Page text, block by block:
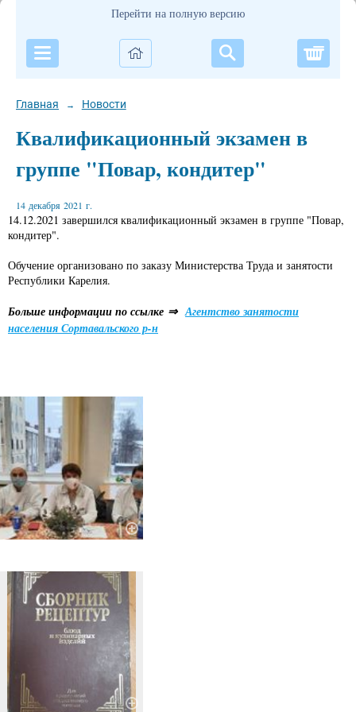
Перейти на полную версию
Главная → Новости
Квалификационный экзамен в
группе "Повар, кондитер"
14 декабря 2021 г.
14.12.2021 завершился квалификационный экзамен в группе "Повар,
кондитер".
Обучение организовано по заказу Министерства Труда и занятости
Республики Карелия.
Больше информации по ссылке ⇒Агентство занятости
населения Сортавальского р-н